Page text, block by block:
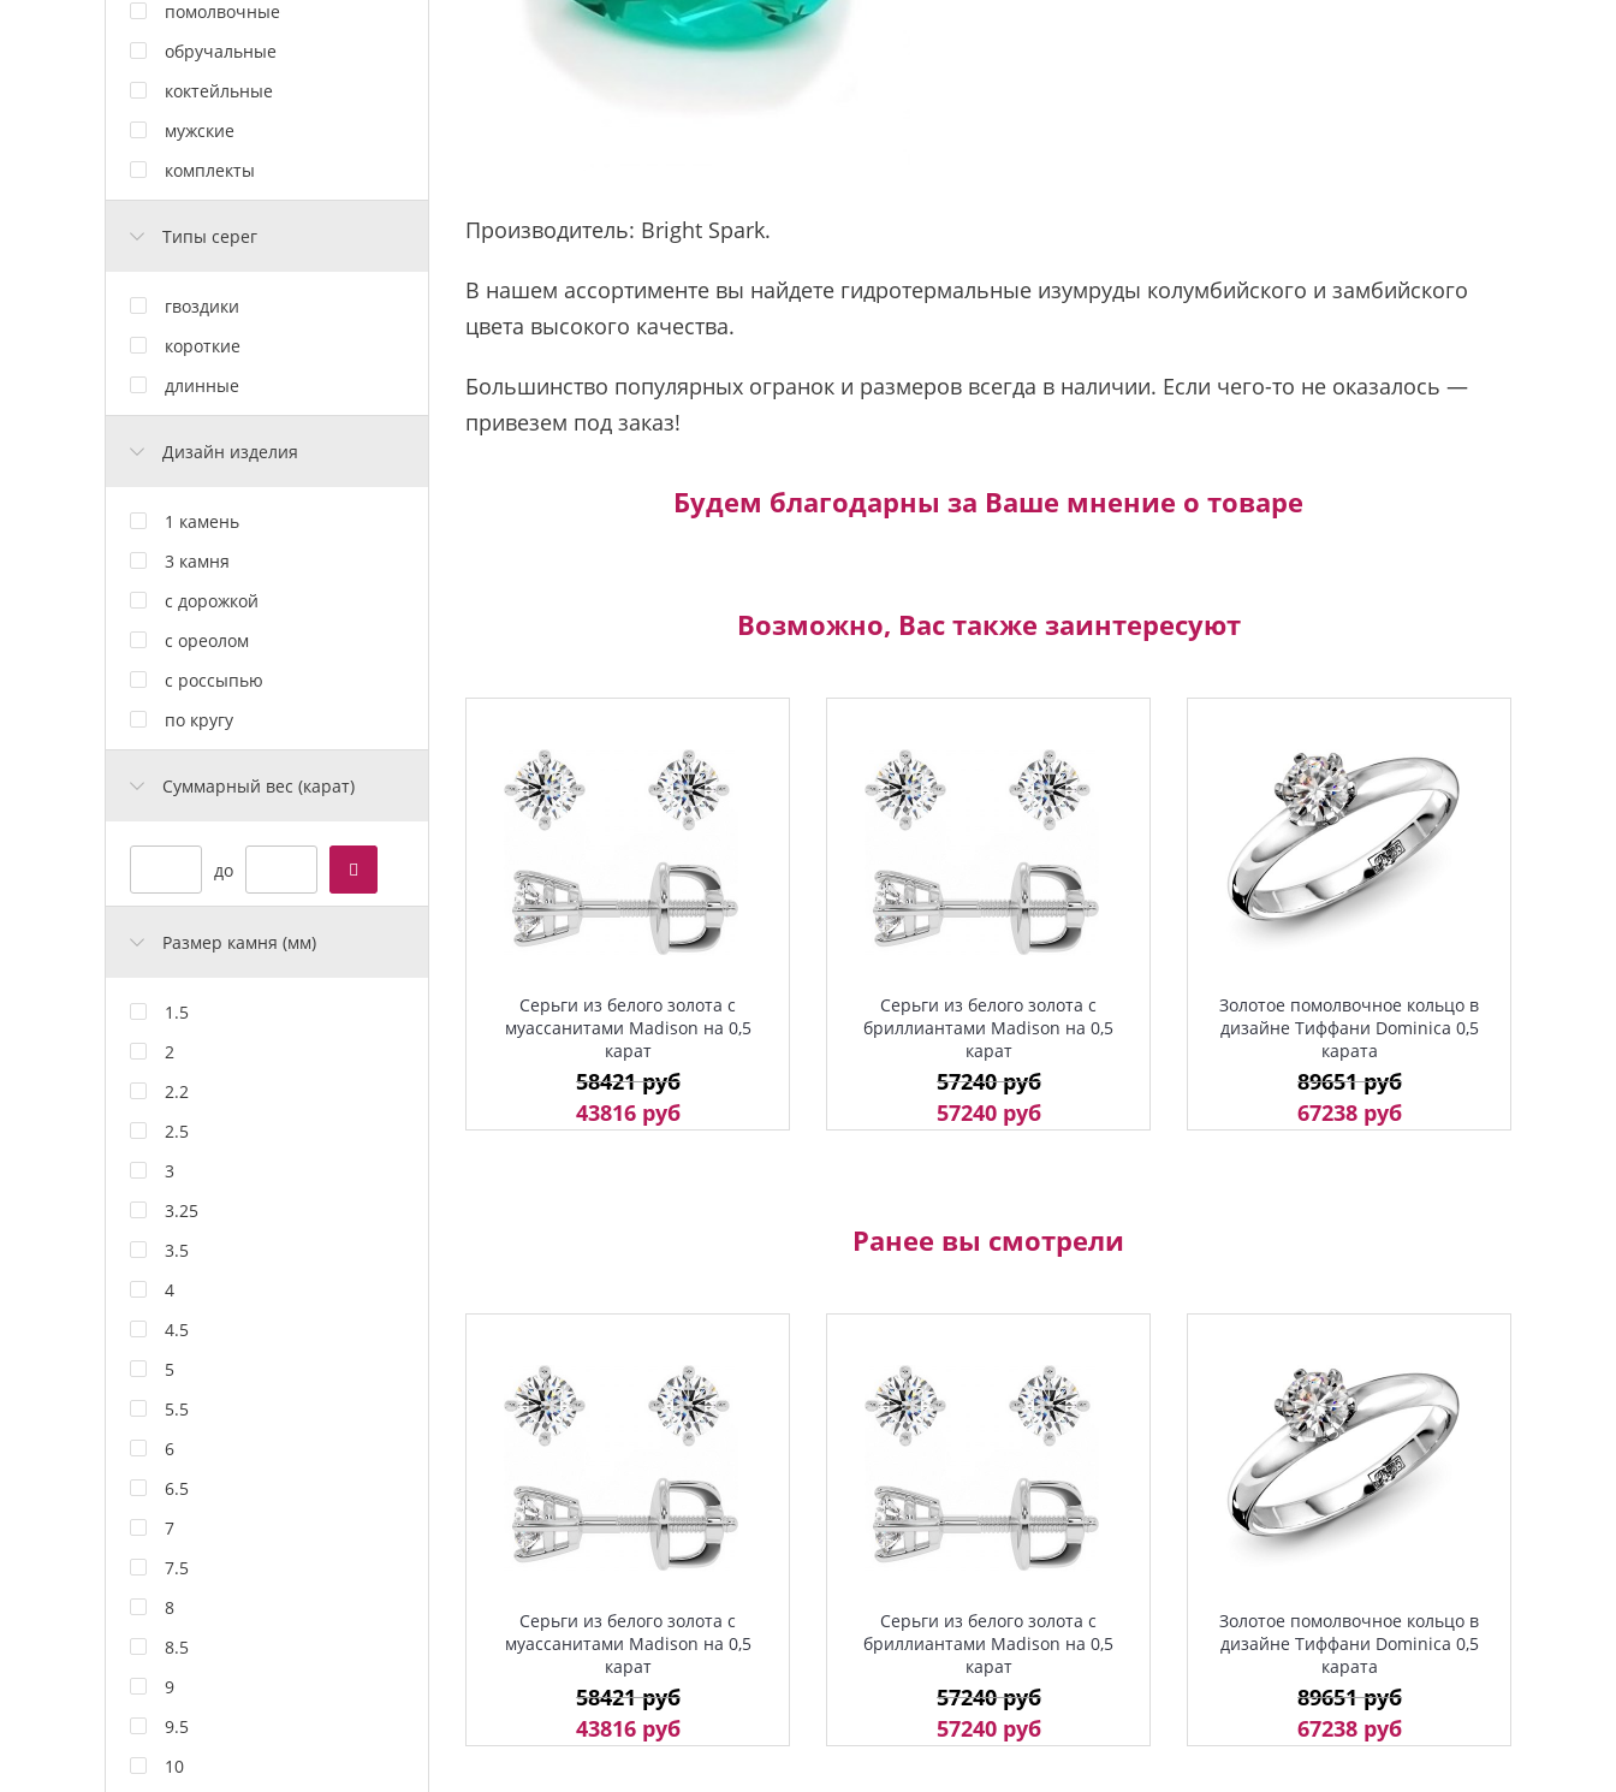
помолвочные
обручальные
коктейльные
мужские
комплекты
Типы серег
гвоздики
короткие
длинные
Дизайн изделия
1 камень
3 камня
с дорожкой
с ореолом
с россыпью
по кругу
Cуммарный вес (карат)
до
Размер камня (мм)
1.5
2
2.2
2.5
3
3.25
3.5
4
4.5
5
5.5
6
6.5
7
7.5
8
8.5
9
9.5
10
Производитель: Bright Spark.
В нашем ассортименте вы найдете гидротермальные изумруды колумбийского и замбийского
цвета высокого качества.
Большинство популярных огранок и размеров всегда в наличии. Если чего-то не оказалось —
привезем под заказ!
Будем благодарны за Ваше мнение о товаре
Возможно, Вас также заинтересуют
Серьги из белого золота с
муассанитами Madison на 0,5
карат
58421 руб
43816 руб
Серьги из белого золота с
бриллиантами Madison на 0,5
карат
57240 руб
57240 руб
Золотое помолвочное кольцо в
дизайне Тиффани Dominica 0,5
карата
89651 руб
67238 руб
Ранее вы смотрели
Серьги из белого золота с
муассанитами Madison на 0,5
карат
58421 руб
43816 руб
Серьги из белого золота с
бриллиантами Madison на 0,5
карат
57240 руб
57240 руб
Золотое помолвочное кольцо в
дизайне Тиффани Dominica 0,5
карата
89651 руб
67238 руб